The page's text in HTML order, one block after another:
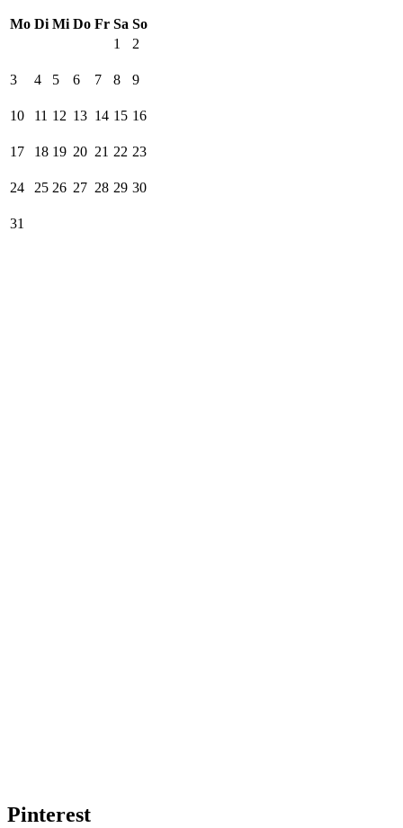
Mo Di Mi Do Fr Sa So
1
2
3 4 5 6 7 8 9
10 11 12 13 14 15 16
17 18 19 20 21 22 23
24 25 26 27 28 29 30
31
Pinterest